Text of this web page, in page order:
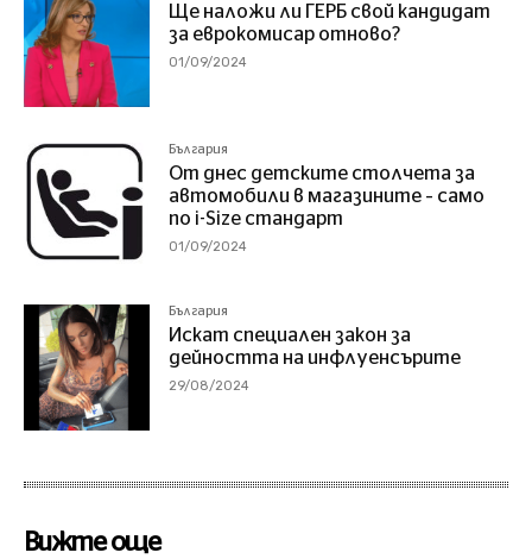
Ще наложи ли ГЕРБ свой кандидат
за еврокомисар отново?
01/09/2024
България
От днес детските столчета за
автомобили в магазините – само
по i-Size стандарт
01/09/2024
България
Искат специален закон за
дейността на инфлуенсърите
29/08/2024
Вижте още